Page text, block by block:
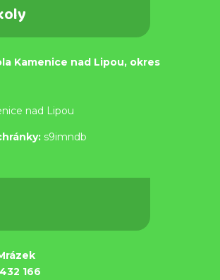
Kamenice nad Lipou, okres
nad Lipou
s9imndb
166